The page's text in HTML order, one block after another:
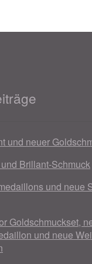
und neuer
Brillant-Schmuck
und neue
Goldschmuckset,
und neue